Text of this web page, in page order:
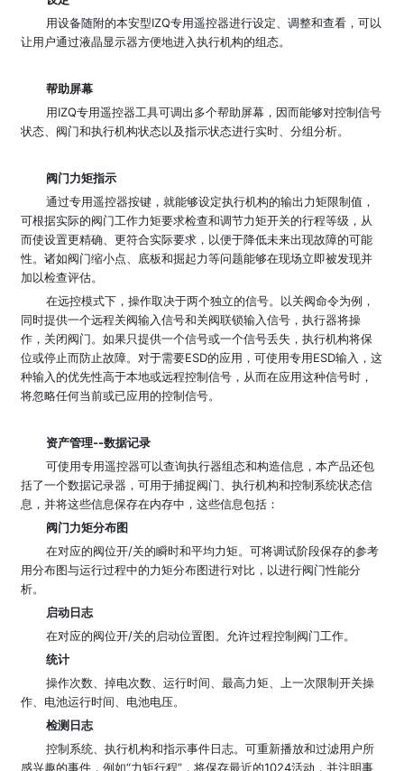
用设备随附的本安型IZQ专用遥控器进行设定、调整和查看，可以
让用户通过液晶显示器方便地进入执行机构的组态。
帮助屏幕
用IZQ专用遥控器工具可调出多个帮助屏幕，因而能够对控制信号
状态、阀门和执行机构状态以及指示状态进行实时、分组分析。
阀门力矩指示
通过专用遥控器按键，就能够设定执行机构的输出力矩限制值，
可根据实际的阀门工作力矩要求检查和调节力矩开关的行程等级，从
而使设置更精确、更符合实际要求，以便于降低未来出现故障的可能
性。诸如阀门缩小点、底板和掘起力等问题能够在现场立即被发现并
加以检查评估。
在远控模式下，操作取决于两个独立的信号。以关阀命令为例，
同时提供一个远程关阀输入信号和关阀联锁输入信号，执行器将操
作，关闭阀门。如果只提供一个信号或一个信号丢失，执行机构将保
位或停止而防止故障。对于需要ESD的应用，可使用专用ESD输入，这
种输入的优先性高于本地或远程控制信号，从而在应用这种信号时，
将忽略任何当前或已应用的控制信号。
资产管理--数据记录
可使用专用遥控器可以查询执行器组态和构造信息，本产品还包
括了一个数据记录器，可用于捕捉阀门、执行机构和控制系统状态信
息，并将这些信息保存在内存中，这些信息包括：
阀门力矩分布图
在对应的阀位开/关的瞬时和平均力矩。可将调试阶段保存的参考
用分布图与运行过程中的力矩分布图进行对比，以进行阀门性能分
析。
启动日志
在对应的阀位开/关的启动位置图。允许过程控制阀门工作。
统计
操作次数、掉电次数、运行时间、最高力矩、上一次限制开关操
作、电池运行时间、电池电压。
检测日志
控制系统、执行机构和指示事件日志。可重新播放和过滤用户所
感兴趣的事件，例如“力矩行程”，将保存最近的1024活动，并注明事